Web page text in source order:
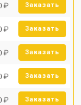
₽ Заказать
₽ Заказать
₽ Заказать
₽ Заказать
₽ Заказать